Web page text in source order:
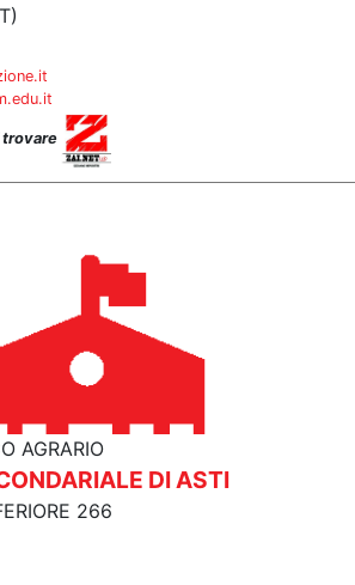
trovare
AGRARIO
DI ASTI
266